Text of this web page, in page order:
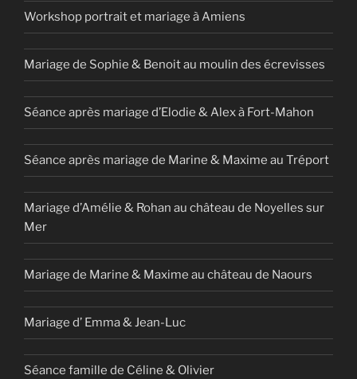
Workshop portrait et mariage à Amiens
Mariage de Sophie & Benoit au moulin des écrevisses
Séance après mariage d’Elodie & Alex à Fort-Mahon
Séance après mariage de Marine & Maxime au Tréport
Mariage d’Amélie & Rohan au château de Noyelles sur
Mer
Mariage de Marine & Maxime au château de Naours
Mariage d’ Emma & Jean-Luc
Séance famille de Céline & Olivier